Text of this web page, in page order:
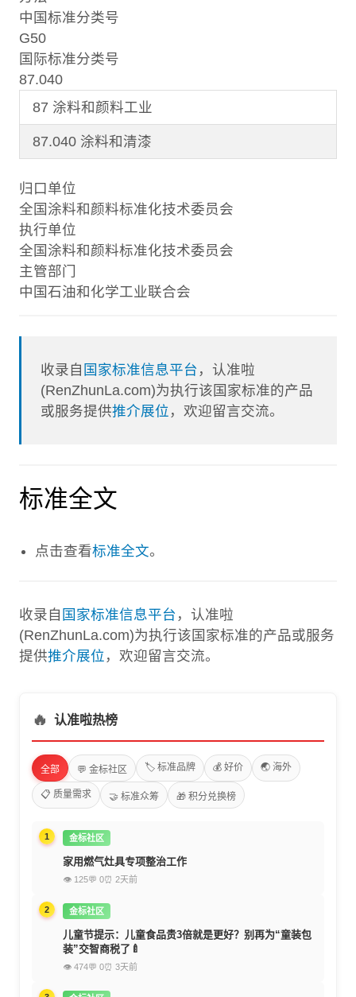
中国标准分类号
G50
国际标准分类号
87.040
87 涂料和颜料工业
87.040 涂料和清漆
归口单位
全国涂料和颜料标准化技术委员会
执行单位
全国涂料和颜料标准化技术委员会
主管部门
中国石油和化学工业联合会
收录自 国家标准信息平台 ，认准啦
(RenZhunLa.com)为执行该国家标准的产品
或服务提供推介展位 ，欢迎留言交流。
标准全文
点击查看标准全文。
收录自 国家标准信息平台 ，认准啦
(RenZhunLa.com)为执行该国家标准的产品或服务
提供推介展位 ，欢迎留言交流。
🔥 认准啦热榜
全部 💬 金标社区 🏷️ 标准品牌 💰 好价 🌏 海外
📋 质量需求 🤝 标准众筹 🎁 积分兑换榜
1 金标社区
家用燃气灶具专项整治工作
👁 125💬 0⏰ 2天前
2 金标社区
儿童节提示：儿童食品贵3倍就是更好？别再为“童装包
装”交智商税了🍼
👁 474💬 0⏰ 3天前